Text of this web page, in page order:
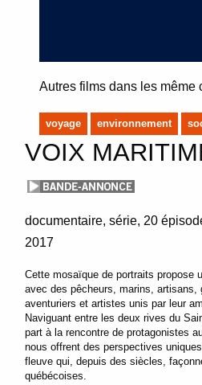
Autres films dans les même
voyage environnement
VOIX
documentaire série 20
2017
Cette mosaïque de portraits propose
avec des pêcheurs, marins, artisans,
aventuriers et artistes unis par leur
Naviguant entre les deux rives du
part à la rencontre de protagonistes
nous offrent des perspectives
fleuve qui, depuis des siècles,
québécoises.